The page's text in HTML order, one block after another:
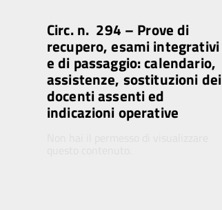
Circ. n. 294 – Prove di
recupero, esami integrativi
e di passaggio: calendario,
assistenze, sostituzioni dei
docenti assenti ed
indicazioni operative